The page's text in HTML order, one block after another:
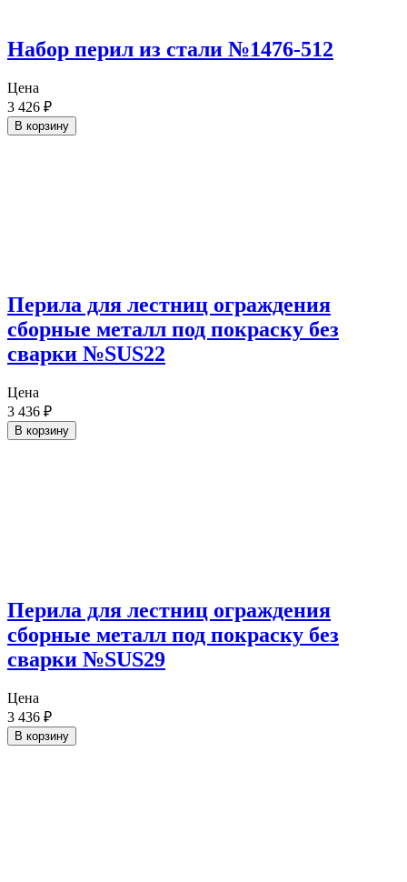
Набор перил из стали №1476-512
Цена
3 426 ₽
В корзину
Перила для лестниц ограждения
сборные металл под покраску без
сварки №SUS22
Цена
3 436 ₽
В корзину
Перила для лестниц ограждения
сборные металл под покраску без
сварки №SUS29
Цена
3 436 ₽
В корзину